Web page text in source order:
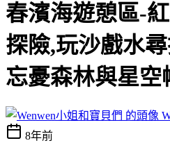
春濱海遊憩區-
探險,玩沙戲水
忘憂森林與星空
8年前